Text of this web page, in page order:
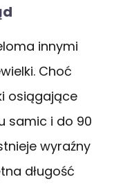
innymi
Choć
osiągające
samic i do 90
wyraźny
długość